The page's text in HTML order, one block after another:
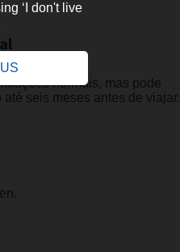
‘I don't live
normais, mas pode
seis meses antes de viajar.